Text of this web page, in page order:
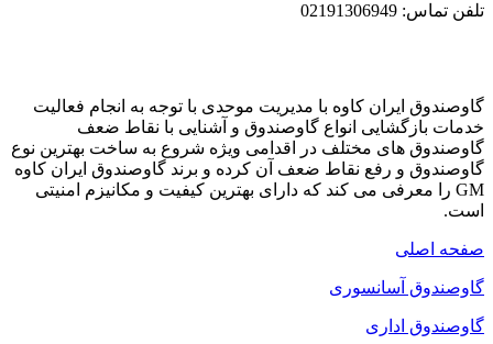
تلفن تماس: 02191306949
گاوصندوق ایران کاوه با مدیریت موحدی با توجه به انجام فعالیت
خدمات بازگشایی انواع گاوصندوق و آشنایی با نقاط ضعف
گاوصندوق های مختلف در اقدامی ویژه شروع به ساخت بهترین نوع
گاوصندوق و رفع نقاط ضعف آن کرده و برند گاوصندوق ایران کاوه
GM را معرفی می کند که دارای بهترین کیفیت و مکانیزم امنیتی
است.
صفحه اصلی
گاوصندوق آسانسوری
گاوصندوق اداری